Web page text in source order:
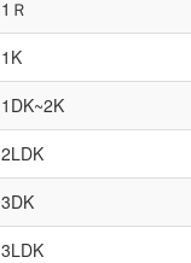
1Ｒ
1K
1DK~2K
2LDK
3DK
3LDK